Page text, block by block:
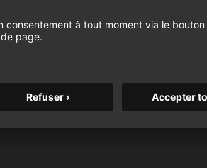
plus élevée et une
KH 120 II